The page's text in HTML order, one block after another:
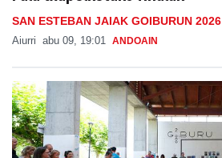
SAN ESTEBAN JAIAK GOIBURUN 2026
Aiurri abu 09, 19:01 ANDOAIN